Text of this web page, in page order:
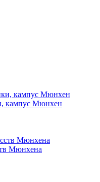
кампус Мюнхен
Мюнхена